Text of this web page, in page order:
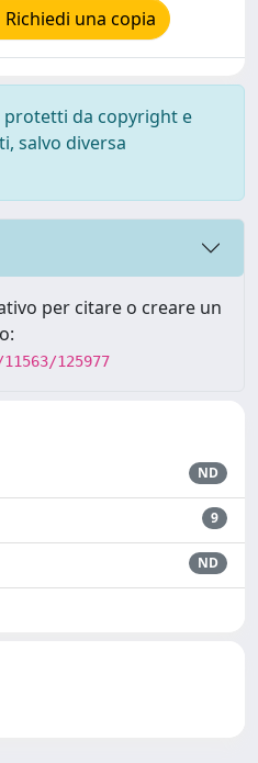
Richiedi una copia
protetti da copyright e
salvo diversa
per citare o creare un
125977
ND
9
ND